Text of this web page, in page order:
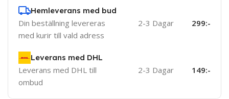
Hemleverans med bud
Din beställning levereras
med kurir till vald adress
2-3 Dagar 299:-
Leverans med DHL
Leverans med DHL till
ombud
2-3 Dagar 149:-